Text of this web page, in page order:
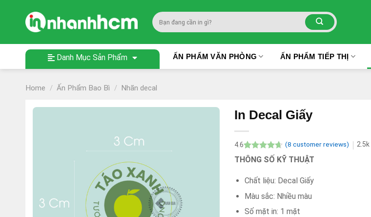
Search
for:
Danh Mục Sản Phẩm ẤN PHẨM VĂN PHÒNG ẤN PHẨM TIẾP THỊ
Home / Ấn Phẩm Bao Bì / Nhãn decal
In Decal Giấy
4.6
Rated4.6
out of 5
8
customer
(8 customer reviews) 2.5k
THÔNG SỐ KỸ THUẬT
Chất liệu: Decal Giấy
Màu sắc: Nhiều màu
Số mặt in: 1 mặt